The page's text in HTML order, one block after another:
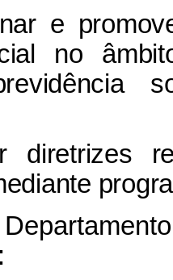
e
no
diretrizes